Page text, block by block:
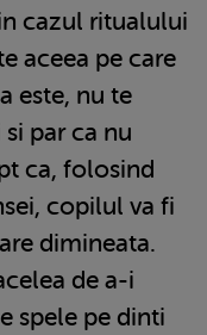
cazul ritualului
aceea pe care
este, nu te
par ca nu
ca, folosind
copilul va fi
dimineata.
de a-i
spele pe dinti